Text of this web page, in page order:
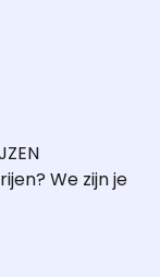
We zijn je